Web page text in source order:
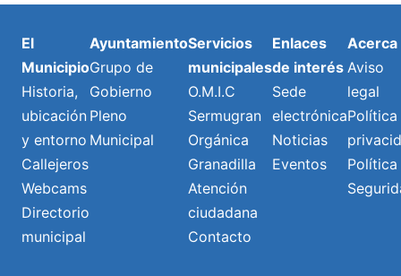
El
Municipio
Historia,
ubicación
y entorno
Callejeros
Webcams
Directorio
municipal
Ayuntamiento
Grupo de
Gobierno
Pleno
Municipal
Servicios
municipales
O.M.I.C
Sermugran
Orgánica
Granadilla
Atención
ciudadana
Contacto
Enlaces
de interés
Sede
electrónica
Noticias
Eventos
Acerca
Aviso
legal
Política
Política